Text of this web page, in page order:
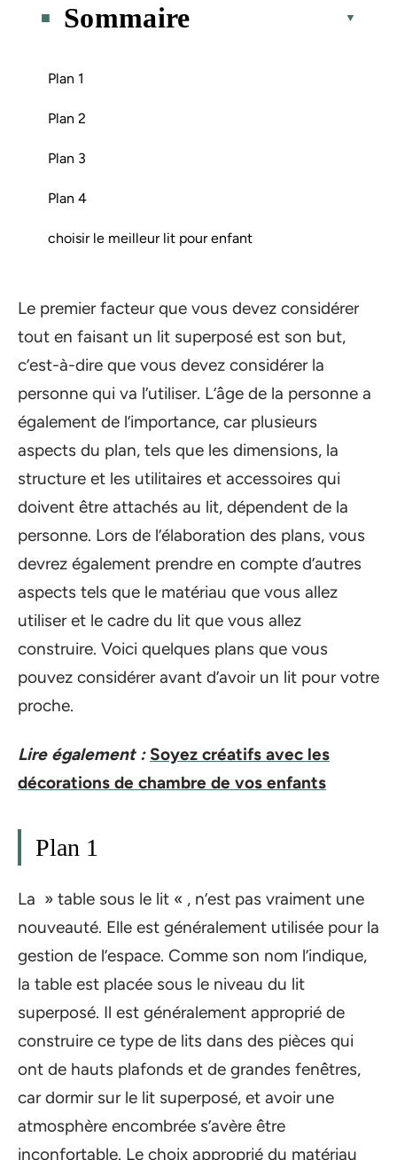
Sommaire
Plan 1
Plan 2
Plan 3
Plan 4
choisir le meilleur lit pour enfant
Le premier facteur que vous devez considérer
tout en faisant un lit superposé est son but,
c’est-à-dire que vous devez considérer la
personne qui va l’utiliser. L’âge de la personne a
également de l’importance, car plusieurs
aspects du plan, tels que les dimensions, la
structure et les utilitaires et accessoires qui
doivent être attachés au lit, dépendent de la
personne. Lors de l’élaboration des plans, vous
devrez également prendre en compte d’autres
aspects tels que le matériau que vous allez
utiliser et le cadre du lit que vous allez
construire. Voici quelques plans que vous
pouvez considérer avant d’avoir un lit pour votre
proche.
Lire également : Soyez créatifs avec les
décorations de chambre de vos enfants
Plan 1
La » table sous le lit « , n’est pas vraiment une
nouveauté. Elle est généralement utilisée pour la
gestion de l’espace. Comme son nom l’indique,
la table est placée sous le niveau du lit
superposé. Il est généralement approprié de
construire ce type de lits dans des pièces qui
ont de hauts plafonds et de grandes fenêtres,
car dormir sur le lit superposé, et avoir une
atmosphère encombrée s’avère être
inconfortable. Le choix approprié du matériau